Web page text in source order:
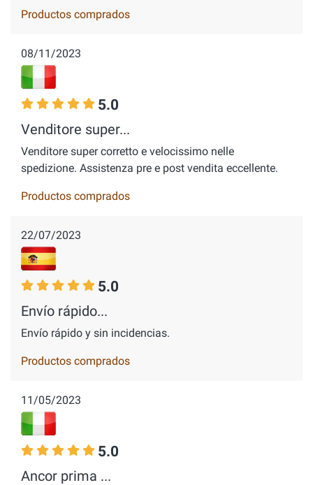
Productos comprados
08/11/2023
5.0
Venditore super...
Venditore super corretto e velocissimo nelle
spedizione. Assistenza pre e post vendita eccellente.
Productos comprados
22/07/2023
5.0
Envío rápido...
Envío rápido y sin incidencias.
Productos comprados
11/05/2023
5.0
Ancor prima ...